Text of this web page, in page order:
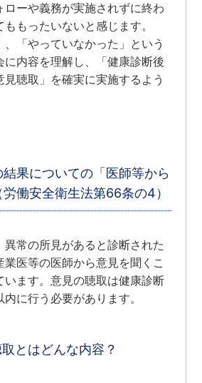
ローや義務が実施されずに終わ
もったいないと感じます。
、「やっていなかった」という
に内容を理解し、「健康診断後
聴取」を確実に実施するよう
結果についての「医師等から
働安全衛生法第66条の4）
異常の所見があると診断された
医等の医師から意見を聞くこ
います。意見の聴取は健康診断
に行う必要があります。
とはどんな内容？